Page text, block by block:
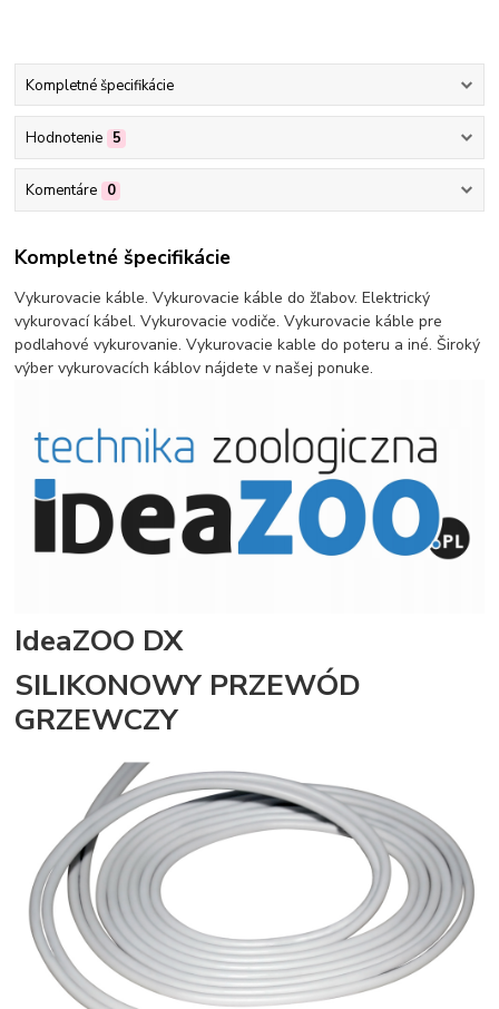
Kompletné špecifikácie
Hodnotenie 5
Komentáre 0
Kompletné špecifikácie
Vykurovacie káble. Vykurovacie káble do žľabov. Elektrický
vykurovací kábel. Vykurovacie vodiče. Vykurovacie káble pre
podlahové vykurovanie. Vykurovacie kable do poteru a iné. Široký
výber vykurovacích káblov nájdete v našej ponuke.
IdeaZOO DX
SILIKONOWY PRZEWÓD
GRZEWCZY